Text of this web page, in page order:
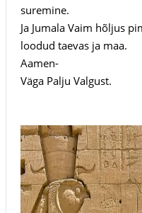
suremine.
Ja Jumala Vaim hõljus
loodud taevas ja maa.
Aamen-
Väga Palju Valgust.